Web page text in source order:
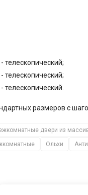
телескопический;
телескопический;
телескопический.
размеров с
двери из
Ольхи